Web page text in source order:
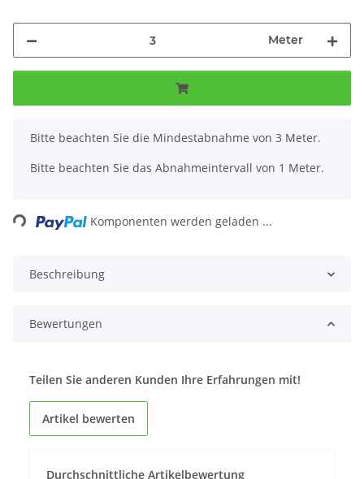
Meter
x
Bitte beachten Sie die Mindestabnahme von 3 Meter.
Bitte beachten Sie das Abnahmeintervall von 1 Meter.
Komponenten werden geladen ...
Beschreibung
Bewertungen
Durchschnittliche Artikelbewertung
Teilen Sie anderen Kunden Ihre Erfahrungen mit!
Artikel bewerten